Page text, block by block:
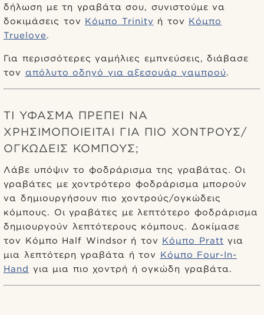
δήλωση με τη γραβάτα σου, συνιστούμε να
δοκιμάσεις τον Κόμπο Trinity ή τον Κόμπο
Truelove.
Για περισσότερες γαμήλιες εμπνεύσεις, διάβασε
τον απόλυτο οδηγό για αξεσουάρ γαμπρού.
ΤΙ ΎΦΑΣΜΑ ΠΡΈΠΕΙ ΝΑ
ΧΡΗΣΙΜΟΠΟΙΕΊΤΑΙ ΓΙΑ ΠΙΟ ΧΟΝΤΡΟΎΣ/
ΟΓΚΏΔΕΙΣ ΚΌΜΠΟΥΣ;
Λάβε υπόψιν το φοδράρισμα της γραβάτας. Οι
γραβάτες με χοντρότερο φοδράρισμα μπορούν
να δημιουργήσουν πιο χοντρούς/ογκώδεις
κόμπους. Οι γραβάτες με λεπτότερο φοδράρισμα
δημιουργούν λεπτότερους κόμπους. Δοκίμασε
τον Κόμπο Half Windsor ή τον Κόμπο Pratt για
μια λεπτότερη γραβάτα ή τον Κόμπο Four-In-
Hand για μια πιο χοντρή ή ογκώδη γραβάτα.